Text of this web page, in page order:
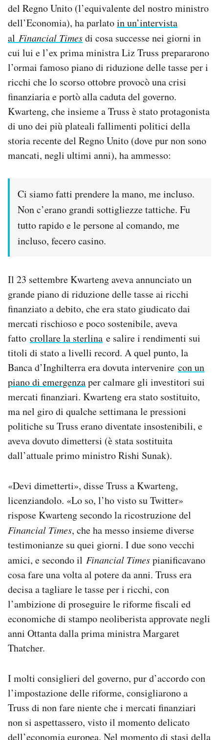
CALENDARIO
AREA PERSONALE
Area Personale
Newsletter
Regala il Post
Hai bisogno di aiuto?
Esci
del Regno Unito (l’equivalente del nostro ministro
dell’Economia), ha parlatoin un’intervista
al Financial Timesdi cosa successe nei giorni in
cui lui e l’ex prima ministra Liz Truss prepararono
l’ormai famoso piano di riduzione delle tasse per i
ricchi che lo scorso ottobre provocò una crisi
finanziaria e portò alla caduta del governo.
Kwarteng, che insieme a Truss è stato protagonista
di uno dei più plateali fallimenti politici della
storia recente del Regno Unito (dove pur non sono
mancati, negli ultimi anni), ha ammesso:
Ci siamo fatti prendere la mano, me incluso.
Non c’erano grandi sottigliezze tattiche. Fu
tutto rapido e le persone al comando, me
incluso, fecero casino.
Il 23 settembre Kwarteng aveva annunciato un
grande piano di riduzione delle tasse ai ricchi
finanziato a debito, che era stato giudicato dai
mercati rischioso e poco sostenibile, aveva
fatto crollare la sterlina e salire i rendimenti sui
titoli di stato a livelli record. A quel punto, la
Banca d’Inghilterra era dovuta intervenire con un
piano di emergenzaper calmare gli investitori sui
mercati finanziari. Kwarteng era stato sostituito,
ma nel giro di qualche settimana le pressioni
politiche su Truss erano diventate insostenibili, e
aveva dovuto dimettersi (è stata sostituita
dall’attuale primo ministro Rishi Sunak).
«Devi dimetterti», disse Truss a Kwarteng,
licenziandolo. «Lo so, l’ho visto su Twitter»
rispose Kwarteng secondo la ricostruzione del
Financial Times, che ha messo insieme diverse
testimonianze su quei giorni. I due sono vecchi
amici, e secondo il Financial Timespianificavano
cosa fare una volta al potere da anni. Truss era
decisa a tagliare le tasse per i ricchi, con
l’ambizione di proseguire le riforme fiscali ed
economiche di stampo neoliberista approvate negli
anni Ottanta dalla prima ministra Margaret
Thatcher.
I molti consiglieri del governo, pur d’accordo con
l’impostazione delle riforme, consigliarono a
Truss di non fare niente che i mercati finanziari
non si aspettassero, visto il momento delicato
dell’economia europea. Nel momento di stasi della